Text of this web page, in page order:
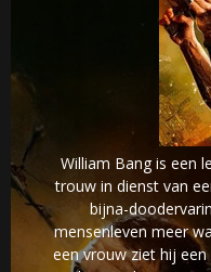
William Bang is een
trouw in dienst van
bijna-
mensenleven meer
een vrouw ziet hij